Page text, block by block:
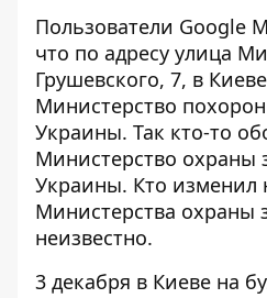
Пользователи Google
что по адресу улица
Грушевского, 7, в
Министерство
Украины. Так кто-то
Министерство охраны
Украины. Кто изменил
Министерства охраны
неизвестно.
3 декабря в Киеве на